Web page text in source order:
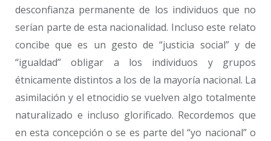
desconfianza permanente de los individuos que no
serían parte de esta nacionalidad. Incluso este relato
concibe que es un gesto de “justicia social” y de
“igualdad” obligar a los individuos y grupos
étnicamente distintos a los de la mayoría nacional. La
asimilación y el etnocidio se vuelven algo totalmente
naturalizado e incluso glorificado. Recordemos que
en esta concepción o se es parte del “yo nacional” o